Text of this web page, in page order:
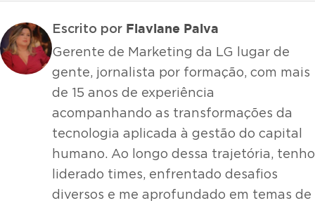
Escrito por Flaviane Paiva
Gerente de Marketing da LG lugar de
gente, jornalista por formação, com mais
de 15 anos de experiência
acompanhando as transformações da
tecnologia aplicada à gestão do capital
humano. Ao longo dessa trajetória, tenho
liderado times, enfrentado desafios
diversos e me aprofundado em temas de